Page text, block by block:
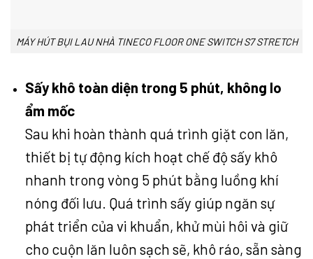
MÁY HÚT BỤI LAU NHÀ TINECO FLOOR ONE SWITCH S7 STRETCH
Sấy khô toàn diện trong 5 phút, không lo
ẩm mốc
Sau khi hoàn thành quá trình giặt con lăn,
thiết bị tự động kích hoạt chế độ sấy khô
nhanh trong vòng 5 phút bằng luồng khí
nóng đối lưu. Quá trình sấy giúp ngăn sự
phát triển của vi khuẩn, khử mùi hôi và giữ
cho cuộn lăn luôn sạch sẽ, khô ráo, sẵn sàng